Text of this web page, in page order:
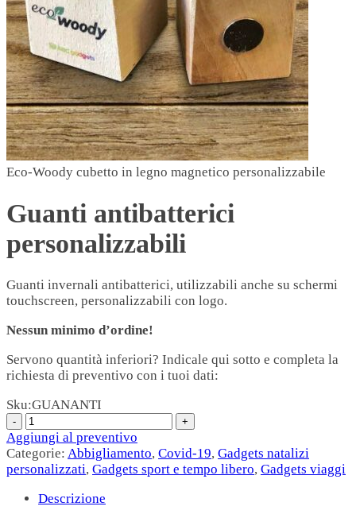
Eco-Woody cubetto in legno magnetico personalizzabile
Guanti antibatterici
personalizzabili
Guanti invernali antibatterici, utilizzabili anche su schermi
touchscreen, personalizzabili con logo.
Nessun minimo d’ordine!
Servono quantità inferiori? Indicale qui sotto e completa la
richiesta di preventivo con i tuoi dati:
Sku:GUANANTI
Aggiungi al preventivo
Categorie: Abbigliamento, Covid-19, Gadgets natalizi
personalizzati, Gadgets sport e tempo libero, Gadgets viaggi
Descrizione